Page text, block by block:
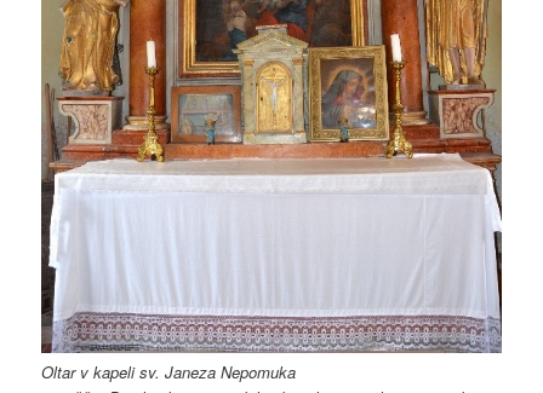
Oltar v kapeli sv. Janeza Nepomuka